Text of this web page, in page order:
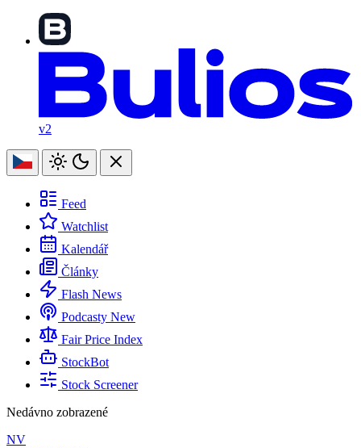
v2
Feed
Watchlist
Kalendář
Články
Flash News
Podcasty New
Fair Price Index
StockBot
Stock Screener
Nedávno zobrazené
NV